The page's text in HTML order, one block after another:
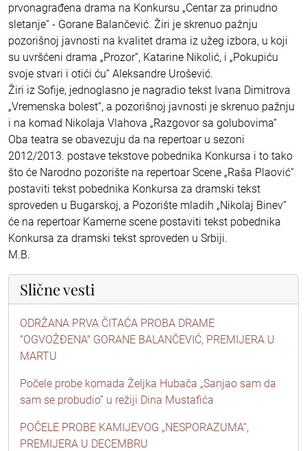
prvonagrađena drama na Konkursu „Centar za prinudno
sletanje“ - Gorane Balančević. Žiri je skrenuo pažnju
pozorišnoj javnosti na kvalitet drama iz užeg izbora, u koji
su uvršćeni drama „Prozor“, Katarine Nikolić, i „Pokupiću
svoje stvari i otići ću“ Aleksandre Urošević.
Žiri iz Sofije, jednoglasno je nagradio tekst Ivana Dimitrova
„Vremenska bolest“, a pozorišnoj javnosti je skrenuo pažnju
i na komad Nikolaja Vlahova „Razgovor sa golubovima“
Oba teatra se obavezuju da na repertoar u sezoni
2012/2013. postave tekstove pobednika Konkursa i to tako
što će Narodno pozorište na repertoar Scene „Raša Plaović“
postaviti tekst pobednika Konkursa za dramski tekst
sproveden u Bugarskoj, a Pozorište mladih „Nikolaj Binev“
će na repertoar Kamerne scene postaviti tekst pobednika
Konkursa za dramski tekst sproveden u Srbiji.
M.B.
Slične vesti
ODRŽANA PRVA ČITAĆA PROBA DRAME
"OGVOŽĐENA" GORANE BALANČEVIĆ, PREMIJERA U
MARTU
Počele probe komada Željka Hubača „Sanjao sam da
sam se probudio” u režiji Dina Mustafića
POČELE PROBE KAMIJEVOG „NESPORAZUMA“,
PREMIJERA U DECEMBRU